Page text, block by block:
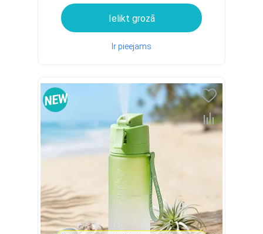
Ielikt grozā
Ir pieejams